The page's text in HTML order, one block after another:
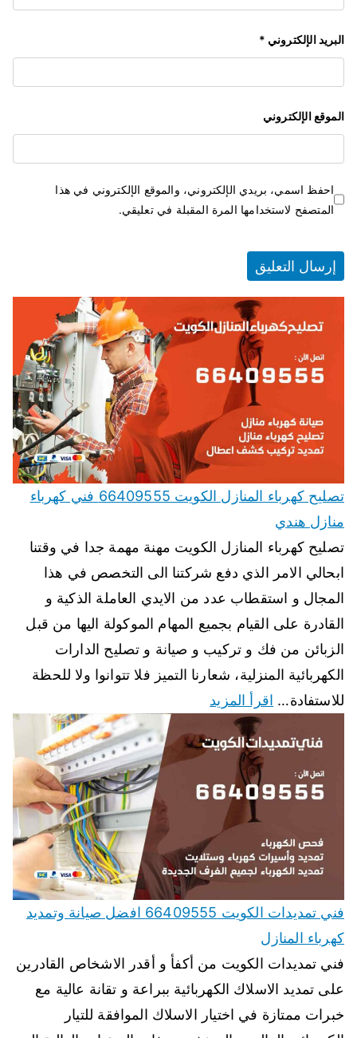
البريد الإلكتروني *
الموقع الإلكتروني
احفظ اسمي، بريدي الإلكتروني، والموقع الإلكتروني في هذا
المتصفح لاستخدامها المرة المقبلة في تعليقي.
تصليح كهرباء المنازل الكويت 66409555 فني كهرباء
منازل هندي
تصليح كهرباء المنازل الكويت مهنة مهمة جدا في وقتنا
ابحالي الامر الذي دفع شركتنا الى التخصص في هذا
المجال و استقطاب عدد من الايدي العاملة الذكية و
القادرة على القيام بجميع المهام الموكولة اليها من قبل
الزبائن من فك و تركيب و صيانة و تصليح الدارات
الكهربائية المنزلية، شعارنا التميز فلا تتوانوا ولا للحظة
للاستفادة… اقرأ المزيد
فني تمديدات الكويت 66409555 افضل صيانة وتمديد
كهرباء المنازل
فني تمديدات الكويت من أكفأ و أقدر الاشخاص القادرين
على تمديد الاسلاك الكهربائية ببراعة و تقانة عالية مع
خبرات ممتازة في اختيار الاسلاك الموافقة للتيار